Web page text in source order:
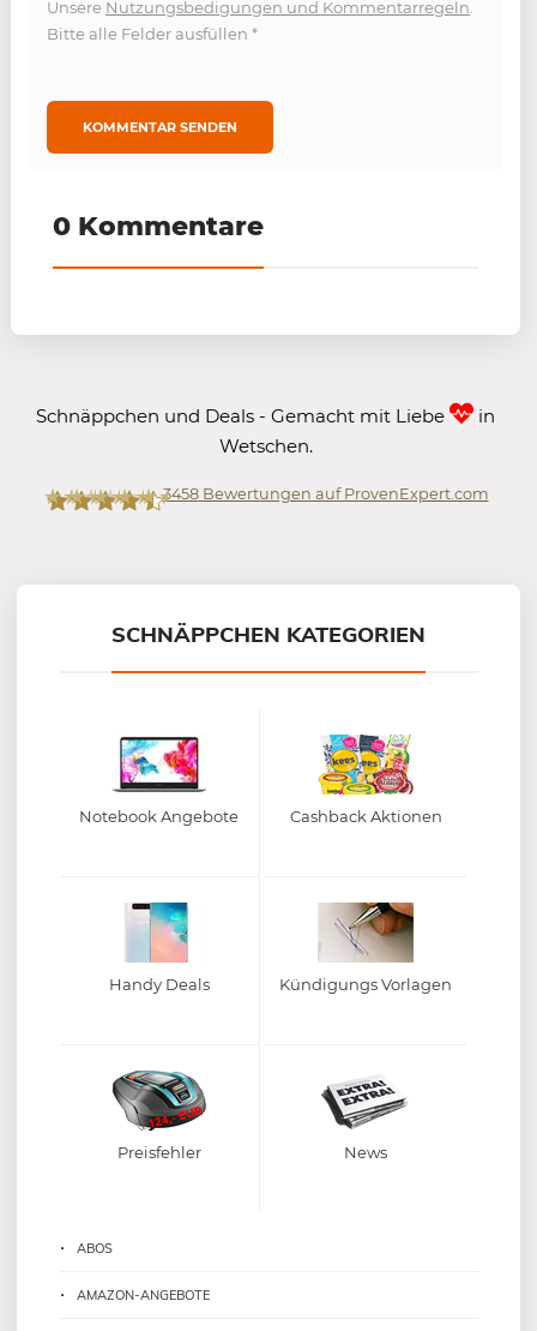
Unsere Nutzungsbedigungen und Kommentarregeln
Bitte alle Felder ausfüllen *
0 Kommentare
Schnäppchen und Deals - Gemacht mit Liebe
in
Wetschen.
3458Bewertungen auf ProvenExpert.com
SCHNÄPPCHEN KATEGORIEN
Notebook Angebote Cashback Aktionen
Handy Deals Kündigungs Vorlagen
Preisfehler News
ABOS
AMAZON-ANGEBOTE